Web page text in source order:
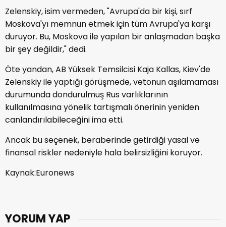
Zelenskiy, isim vermeden, "Avrupa'da bir kişi, sırf
Moskova'yı memnun etmek için tüm Avrupa'ya karşı
duruyor. Bu, Moskova ile yapılan bir anlaşmadan başka
bir şey değildir," dedi.
Öte yandan, AB Yüksek Temsilcisi Kaja Kallas, Kiev'de
Zelenskiy ile yaptığı görüşmede, vetonun aşılamaması
durumunda dondurulmuş Rus varlıklarının
kullanılmasına yönelik tartışmalı önerinin yeniden
canlandırılabileceğini ima etti.
Ancak bu seçenek, beraberinde getirdiği yasal ve
finansal riskler nedeniyle hala belirsizliğini koruyor.
Kaynak:Euronews
YORUM YAP